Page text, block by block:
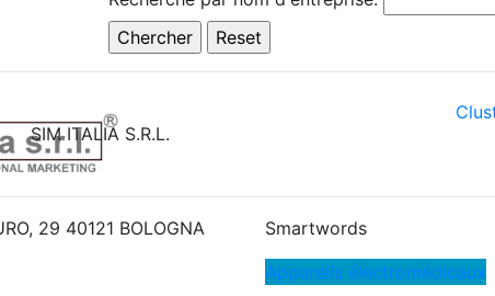
SIM ITALIA S.R.L.
29 40121 BOLOGNA
Smartwords
Appareils électromédicaux